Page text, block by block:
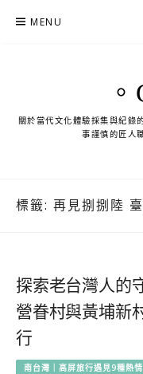
MENU
關於當代文化體驗採集與紀錄
事謹慎的匠人
標籤: 再見捌捌陸
探索老台灣人的
營眷村與黃埔新
行
南台灣｜高屏旅行遇見9種熱